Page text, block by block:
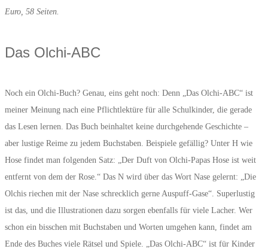
Euro, 58 Seiten.
Das Olchi-ABC
Noch ein Olchi-Buch? Genau, eins geht noch: Denn „Das Olchi-ABC“ ist
meiner Meinung nach eine Pflichtlektüre für alle Schulkinder, die gerade
das Lesen lernen. Das Buch beinhaltet keine durchgehende Geschichte –
aber lustige Reime zu jedem Buchstaben. Beispiele gefällig? Unter H wie
Hose findet man folgenden Satz: „Der Duft von Olchi-Papas Hose ist weit
entfernt von dem der Rose.“ Das N wird über das Wort Nase gelernt: „Die
Olchis riechen mit der Nase schrecklich gerne Auspuff-Gase“. Superlustig
ist das, und die Illustrationen dazu sorgen ebenfalls für viele Lacher. Wer
schon ein bisschen mit Buchstaben und Worten umgehen kann, findet am
Ende des Buches viele Rätsel und Spiele. „Das Olchi-ABC“ ist für Kinder